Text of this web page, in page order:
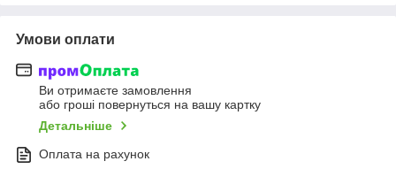
Умови оплати
Ви отримаєте замовлення
або гроші повернуться на вашу картку
Детальніше
Оплата на рахунок